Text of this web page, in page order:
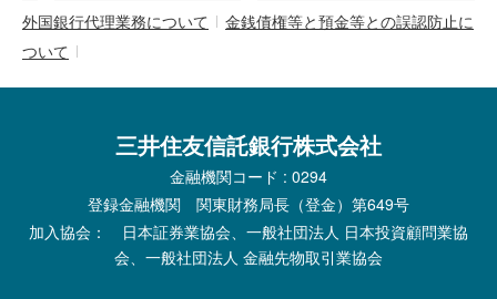
外国銀行代理業務について
金銭債権等と預金等との誤認防止に
ついて
三井住友信託銀行株式会社
金融機関コード : 0294
登録金融機関 関東財務局長（登金）第649号
加入協会： 日本証券業協会、一般社団法人 日本投資顧問業協
会、一般社団法人 金融先物取引業協会